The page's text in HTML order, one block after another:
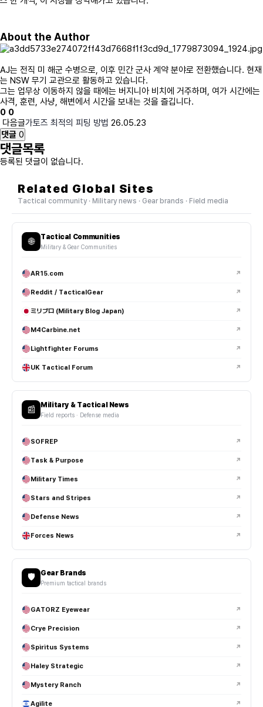
About the Author
AJ는 전직 미 해군 수병으로, 이후 민간 군사 계약 분야로 전환했습니다. 현재
는 NSW 무기 교관으로 활동하고 있습니다.
그는 업무상 이동하지 않을 때에는 버지니아 비치에 거주하며, 여가 시간에는
사격, 훈련, 사냥, 해변에서 시간을 보내는 것을 즐깁니다.
0 0
다음글가토즈 최적의 피팅 방법 26.05.23
댓글 0
댓글목록
등록된 댓글이 없습니다.
Related Global Sites
Tactical community · Military news · Gear brands · Field media
🌐 Tactical Communities
Military & Gear Communities
AR15.com ↗
Reddit / TacticalGear ↗
ミリブロ (Military Blog Japan) ↗
M4Carbine.net ↗
Lightfighter Forums ↗
UK Tactical Forum ↗
📰 Military & Tactical News
Field reports · Defense media
SOFREP ↗
Task & Purpose ↗
Military Times ↗
Stars and Stripes ↗
Defense News ↗
Forces News ↗
🛡️ Gear Brands
Premium tactical brands
GATORZ Eyewear ↗
Crye Precision ↗
Spiritus Systems ↗
Haley Strategic ↗
Mystery Ranch ↗
Agilite ↗